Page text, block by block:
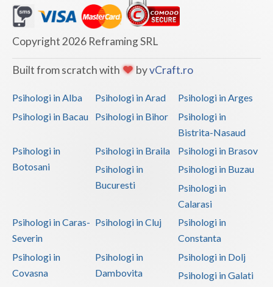
Copyright 2026 Reframing SRL
Built from scratch with byvCraft.ro
Psihologi in Alba Psihologi in Arad
Psihologi in Arges
Psihologi in Bacau
Psihologi in Bihor
Psihologi in
Bistrita-Nasaud
Psihologi in
Botosani
Psihologi in Braila
Psihologi in Brasov
Psihologi in
Bucuresti
Psihologi in Buzau
Psihologi in
Calarasi
Psihologi in Caras-
Severin
Psihologi in Cluj
Psihologi in
Constanta
Psihologi in
Covasna
Psihologi in
Dambovita
Psihologi in Dolj
Psihologi in Galati